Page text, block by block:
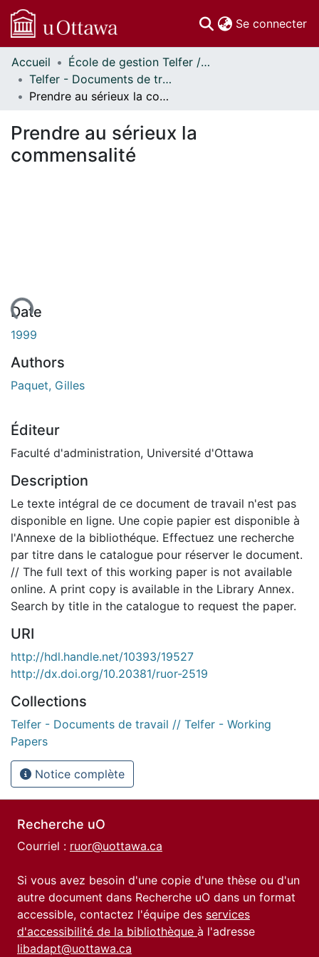
Se connecter
Communautés
et collections
Parcourir
À propos
Accueil
École de gestion Telfer // Telfer School of Management
Telfer - Documents de travail // Telfer - Working Papers
Prendre au sérieux la commensalité
Prendre au sérieux la
commensalité
Date
1999
Authors
Paquet, Gilles
Éditeur
Faculté d'administration, Université d'Ottawa
Description
Le texte intégral de ce document de travail n'est pas
disponible en ligne. Une copie papier est disponible à
l'Annexe de la bibliothéque. Effectuez une recherche
par titre dans le catalogue pour réserver le document.
// The full text of this working paper is not available
online. A print copy is available in the Library Annex.
Search by title in the catalogue to request the paper.
URI
http://hdl.handle.net/10393/19527
http://dx.doi.org/10.20381/ruor-2519
Collections
Telfer - Documents de travail // Telfer - Working
Papers
Notice complète
Recherche uO
Courriel : ruor@uottawa.ca
Si vous avez besoin d'une copie d'une thèse ou d'un
autre document dans Recherche uO dans un format
accessible, contactez l'équipe des services
d'accessibilité de la bibliothèque à l'adresse
libadapt@uottawa.ca